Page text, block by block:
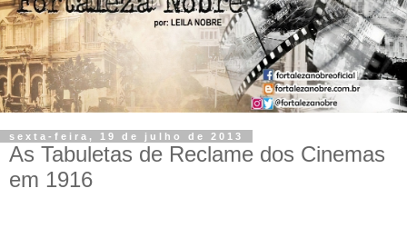
sexta-feira, 19 de julho de 2013
As Tabuletas de Reclame dos Cinemas
em 1916